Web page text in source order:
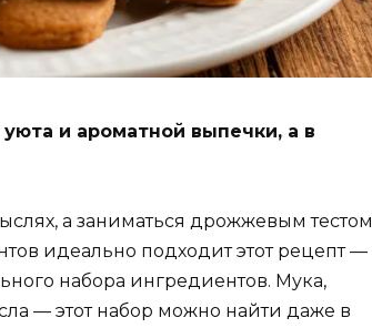
и ароматной выпечки, а в
а заниматься дрожжевым тестом
идеально подходит этот рецепт —
набора ингредиентов. Мука,
— этот набор можно найти даже в